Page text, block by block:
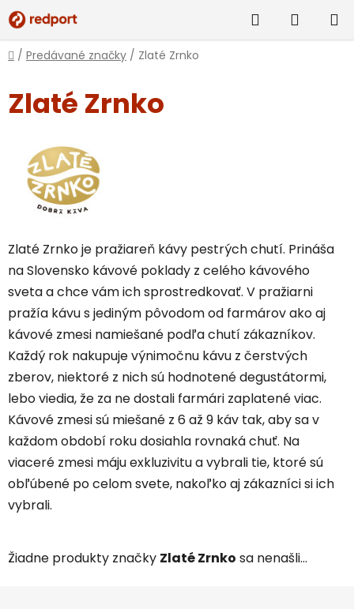
Prejsť
na
obsah
Hľadať
KOŠÍK
Domov
/ Predávané značky / Zlaté Zrnko
Zlaté Zrnko
Zlaté Zrnko je pražiareň kávy pestrých chutí. Prináša
na Slovensko kávové poklady z celého kávového
sveta a chce vám ich sprostredkovať. V pražiarni
pražía kávu s jediným pôvodom od farmárov ako aj
kávové zmesi namiešané podľa chutí zákazníkov.
Každý rok nakupuje výnimočnu kávu z čerstvých
zberov, niektoré z nich sú hodnotené degustátormi,
lebo viedia, že za ne dostali farmári zaplatené viac.
Kávové zmesi sú miešané z 6 až 9 káv tak, aby sa v
každom období roku dosiahla rovnaká chuť. Na
viaceré zmesi máju exkluzivitu a vybrali tie, ktoré sú
obľúbené po celom svete, nakoľko aj zákazníci si ich
vybrali.
Žiadne produkty značky Zlaté Zrnko sa nenašli...